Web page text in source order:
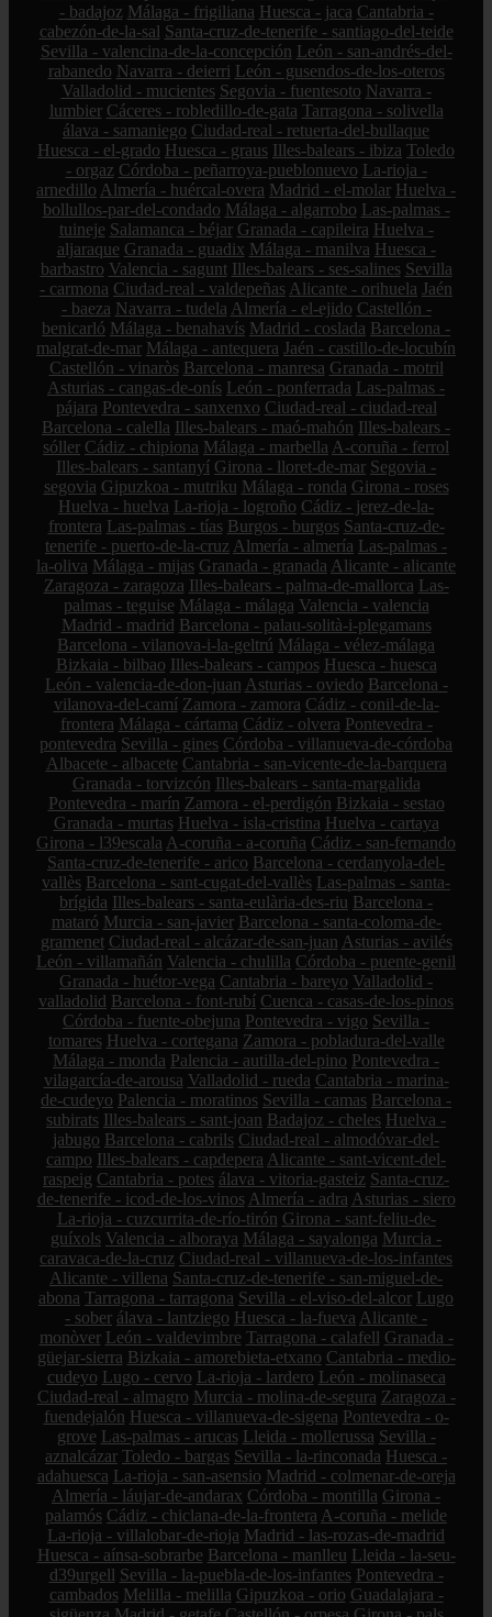
- badajoz Málaga - frigiliana Huesca - jaca Cantabria -
cabezón-de-la-sal Santa-cruz-de-tenerife - santiago-del-teide
Sevilla - valencina-de-la-concepción León - san-andrés-del-
rabanedo Navarra - deierri León - gusendos-de-los-oteros
Valladolid - mucientes Segovia - fuentesoto Navarra -
lumbier Cáceres - robledillo-de-gata Tarragona - solivella
álava - samaniego Ciudad-real - retuerta-del-bullaque
Huesca - el-grado Huesca - graus Illes-balears - ibiza Toledo
- orgaz Córdoba - peñarroya-pueblonuevo La-rioja -
arnedillo Almería - huércal-overa Madrid - el-molar Huelva -
bollullos-par-del-condado Málaga - algarrobo Las-palmas -
tuineje Salamanca - béjar Granada - capileira Huelva -
aljaraque Granada - guadix Málaga - manilva Huesca -
barbastro Valencia - sagunt Illes-balears - ses-salines Sevilla
- carmona Ciudad-real - valdepeñas Alicante - orihuela Jaén
- baeza Navarra - tudela Almería - el-ejido Castellón -
benicarló Málaga - benahavís Madrid - coslada Barcelona -
malgrat-de-mar Málaga - antequera Jaén - castillo-de-locubín
Castellón - vinaròs Barcelona - manresa Granada - motril
Asturias - cangas-de-onís León - ponferrada Las-palmas -
pájara Pontevedra - sanxenxo Ciudad-real - ciudad-real
Barcelona - calella Illes-balears - maó-mahón Illes-balears -
sóller Cádiz - chipiona Málaga - marbella A-coruña - ferrol
Illes-balears - santanyí Girona - lloret-de-mar Segovia -
segovia Gipuzkoa - mutriku Málaga - ronda Girona - roses
Huelva - huelva La-rioja - logroño Cádiz - jerez-de-la-
frontera Las-palmas - tías Burgos - burgos Santa-cruz-de-
tenerife - puerto-de-la-cruz Almería - almería Las-palmas -
la-oliva Málaga - mijas Granada - granada Alicante - alicante
Zaragoza - zaragoza Illes-balears - palma-de-mallorca Las-
palmas - teguise Málaga - málaga Valencia - valencia
Madrid - madrid Barcelona - palau-solità-i-plegamans
Barcelona - vilanova-i-la-geltrú Málaga - vélez-málaga
Bizkaia - bilbao Illes-balears - campos Huesca - huesca
León - valencia-de-don-juan Asturias - oviedo Barcelona -
vilanova-del-camí Zamora - zamora Cádiz - conil-de-la-
frontera Málaga - cártama Cádiz - olvera Pontevedra -
pontevedra Sevilla - gines Córdoba - villanueva-de-córdoba
Albacete - albacete Cantabria - san-vicente-de-la-barquera
Granada - torvizcón Illes-balears - santa-margalida
Pontevedra - marín Zamora - el-perdigón Bizkaia - sestao
Granada - murtas Huelva - isla-cristina Huelva - cartaya
Girona - l39escala A-coruña - a-coruña Cádiz - san-fernando
Santa-cruz-de-tenerife - arico Barcelona - cerdanyola-del-
vallès Barcelona - sant-cugat-del-vallès Las-palmas - santa-
brígida Illes-balears - santa-eulària-des-riu Barcelona -
mataró Murcia - san-javier Barcelona - santa-coloma-de-
gramenet Ciudad-real - alcázar-de-san-juan Asturias - avilés
León - villamañán Valencia - chulilla Córdoba - puente-genil
Granada - huétor-vega Cantabria - bareyo Valladolid -
valladolid Barcelona - font-rubí Cuenca - casas-de-los-pinos
Córdoba - fuente-obejuna Pontevedra - vigo Sevilla -
tomares Huelva - cortegana Zamora - pobladura-del-valle
Málaga - monda Palencia - autilla-del-pino Pontevedra -
vilagarcía-de-arousa Valladolid - rueda Cantabria - marina-
de-cudeyo Palencia - moratinos Sevilla - camas Barcelona -
subirats Illes-balears - sant-joan Badajoz - cheles Huelva -
jabugo Barcelona - cabrils Ciudad-real - almodóvar-del-
campo Illes-balears - capdepera Alicante - sant-vicent-del-
raspeig Cantabria - potes álava - vitoria-gasteiz Santa-cruz-
de-tenerife - icod-de-los-vinos Almería - adra Asturias - siero
La-rioja - cuzcurrita-de-río-tirón Girona - sant-feliu-de-
guíxols Valencia - alboraya Málaga - sayalonga Murcia -
caravaca-de-la-cruz Ciudad-real - villanueva-de-los-infantes
Alicante - villena Santa-cruz-de-tenerife - san-miguel-de-
abona Tarragona - tarragona Sevilla - el-viso-del-alcor Lugo
- sober álava - lantziego Huesca - la-fueva Alicante -
monòver León - valdevimbre Tarragona - calafell Granada -
güejar-sierra Bizkaia - amorebieta-etxano Cantabria - medio-
cudeyo Lugo - cervo La-rioja - lardero León - molinaseca
Ciudad-real - almagro Murcia - molina-de-segura Zaragoza -
fuendejalón Huesca - villanueva-de-sigena Pontevedra - o-
grove Las-palmas - arucas Lleida - mollerussa Sevilla -
aznalcázar Toledo - bargas Sevilla - la-rinconada Huesca -
adahuesca La-rioja - san-asensio Madrid - colmenar-de-oreja
Almería - láujar-de-andarax Córdoba - montilla Girona -
palamós Cádiz - chiclana-de-la-frontera A-coruña - melide
La-rioja - villalobar-de-rioja Madrid - las-rozas-de-madrid
Huesca - aínsa-sobrarbe Barcelona - manlleu Lleida - la-seu-
d39urgell Sevilla - la-puebla-de-los-infantes Pontevedra -
cambados Melilla - melilla Gipuzkoa - orio Guadalajara -